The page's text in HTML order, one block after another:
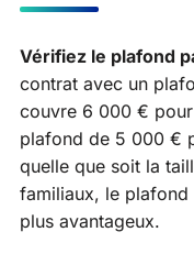
Vérifiez le plafond
contrat avec un
couvre 6 000 €
plafond de 5 000 €
quelle que soit la
familiaux, le plafond
plus avantageux.